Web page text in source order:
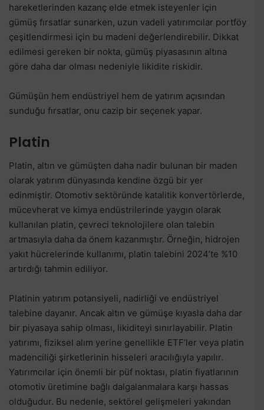
hareketlerinden kazanç elde etmek isteyenler için
gümüş fırsatlar sunarken, uzun vadeli yatırımcılar portföy
çeşitlendirmesi için bu madeni değerlendirebilir. Dikkat
edilmesi gereken bir nokta, gümüş piyasasının altına
göre daha dar olması nedeniyle likidite riskidir.
Gümüşün hem endüstriyel hem de yatırım açısından
sunduğu fırsatlar, onu cazip bir seçenek yapar.
Platin
Platin, altın ve gümüşten daha nadir bulunan bir maden
olarak yatırım dünyasında kendine özgü bir yer
edinmiştir. Otomotiv sektöründe katalitik konvertörlerde,
mücevherat ve kimya endüstrilerinde yaygın olarak
kullanılan platin, çevreci teknolojilere olan talebin
artmasıyla daha da önem kazanmıştır. Örneğin, hidrojen
yakıt hücrelerinde kullanımı, platin talebini 2024’te %10
artırdığı tahmin ediliyor.
Platinin yatırım potansiyeli, nadirliği ve endüstriyel
talebine dayanır. Ancak altın ve gümüşe kıyasla daha dar
bir piyasaya sahip olması, likiditeyi sınırlayabilir. Platin
yatırımı, fiziksel alım yerine genellikle ETF’ler veya platin
madenciliği şirketlerinin hisseleri aracılığıyla yapılır.
Yatırımcılar için önemli bir püf noktası, platin fiyatlarının
otomotiv üretimine bağlı dalgalanmalara karşı hassas
olduğudur. Bu nedenle, sektörel gelişmeleri yakından